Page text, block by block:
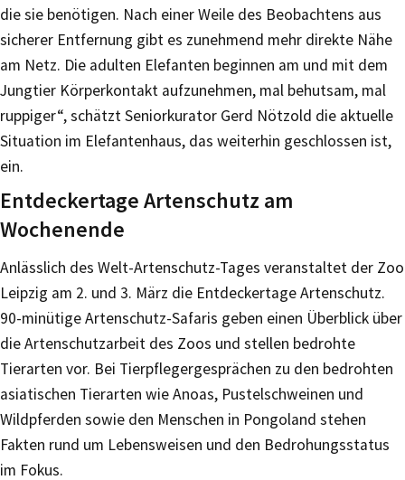
die sie benötigen. Nach einer Weile des Beobachtens aus
sicherer Entfernung gibt es zunehmend mehr direkte Nähe
am Netz. Die adulten Elefanten beginnen am und mit dem
Jungtier Körperkontakt aufzunehmen, mal behutsam, mal
ruppiger“, schätzt Seniorkurator Gerd Nötzold die aktuelle
Situation im Elefantenhaus, das weiterhin geschlossen ist,
ein.
Entdeckertage Artenschutz am
Wochenende
Anlässlich des Welt-Artenschutz-Tages veranstaltet der Zoo
Leipzig am 2. und 3. März die Entdeckertage Artenschutz.
90-minütige Artenschutz-Safaris geben einen Überblick über
die Artenschutzarbeit des Zoos und stellen bedrohte
Tierarten vor. Bei Tierpflegergesprächen zu den bedrohten
asiatischen Tierarten wie Anoas, Pustelschweinen und
Wildpferden sowie den Menschen in Pongoland stehen
Fakten rund um Lebensweisen und den Bedrohungsstatus
im Fokus.